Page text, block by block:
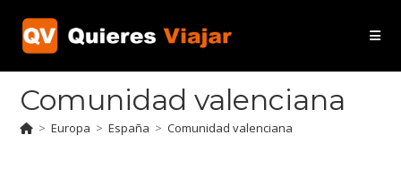
contenido
Comunidad valenciana
> Europa > España > Comunidad valenciana